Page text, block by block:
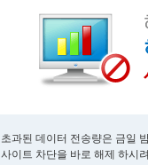
초과된 데이터 전송량은 금일
사이트 차단을 바로 해제 하시